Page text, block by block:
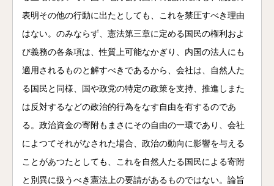
表明その他の行動に出たとしても、これを禁圧すべき理由
はない。のみならず、憲法第三章に定める国民の権利およ
び義務の各条項は、性質上可能なかぎり、内国の法人にも
適用されるものと解すべきであるから、会社は、自然人た
る国民と同様、国や政党の特定の政策を支持、推進しまた
は反対するなどの政治的行為をなす自由を有するのであ
る。政治資金の寄附もまさにその自由の一環であり、会社
によつてそれがなされた場合、政治の動向に影響を与える
ことがあつたとしても、これを自然人たる国民による寄附
と別異に扱うべき憲法上の要請があるものではない。論旨